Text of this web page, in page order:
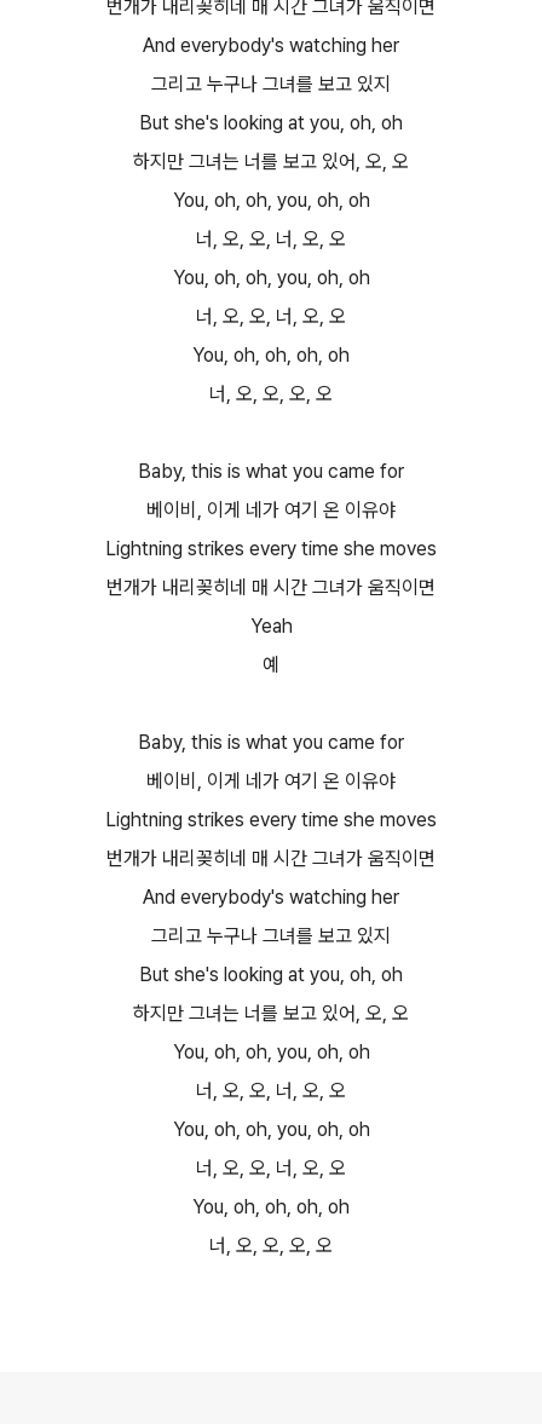
번개가 내리꽂히네 매 시간 그녀가 움직이면
And everybody's watching her
그리고 누구나 그녀를 보고 있지
But she's looking at you, oh, oh
하지만 그녀는 너를 보고 있어, 오, 오
You, oh, oh, you, oh, oh
너, 오, 오, 너, 오, 오
You, oh, oh, you, oh, oh
너, 오, 오, 너, 오, 오
You, oh, oh, oh, oh
너, 오, 오, 오, 오
Baby, this is what you came for
베이비, 이게 네가 여기 온 이유야
Lightning strikes every time she moves
번개가 내리꽂히네 매 시간 그녀가 움직이면
Yeah
예
Baby, this is what you came for
베이비, 이게 네가 여기 온 이유야
Lightning strikes every time she moves
번개가 내리꽂히네 매 시간 그녀가 움직이면
And everybody's watching her
그리고 누구나 그녀를 보고 있지
But she's looking at you, oh, oh
하지만 그녀는 너를 보고 있어, 오, 오
You, oh, oh, you, oh, oh
너, 오, 오, 너, 오, 오
You, oh, oh, you, oh, oh
너, 오, 오, 너, 오, 오
You, oh, oh, oh, oh
너, 오, 오, 오, 오